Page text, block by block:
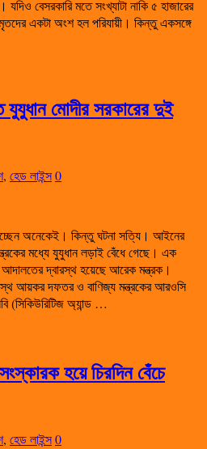
বেসরকারি মতে সংখ্যাটা নাকি ৫ হাজারের
একটা অংশ হল পরিযায়ী। কিন্তু একসঙ্গে
মোদীর সরকারের দুই
, হেড লাইন্স0
অনেকেই। কিন্তু ঘটনা সত্যি। আইনের
মধ্যে যুযুধান লড়াই বেঁধে গেছে। এক
আদালতের দ্বারস্থ হয়েছে আরেক মন্ত্রক।
আয়কর দফতর ও বাণিজ্য মন্ত্রকের আরওসি
(সিকিউরিটিজ অ্যান্ড …
হয়ে চিরদিন বেঁচে
, হেড লাইন্স0